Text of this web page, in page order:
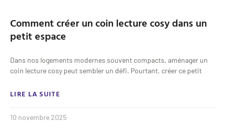
Comment créer un coin lecture cosy dans un
petit espace
Dans nos logements modernes souvent compacts, aménager un
coin lecture cosy peut sembler un défi. Pourtant, créer ce petit
LIRE LA SUITE
10 novembre 2025